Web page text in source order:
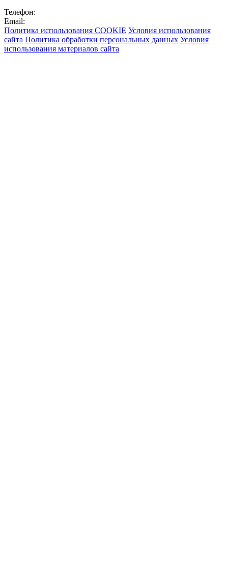
Телефон:
Email:
Политика использования COOKIE Условия использования
сайта Политика обработки персональных данных Условия
использования материалов сайта